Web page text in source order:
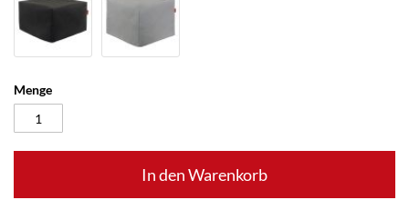
Menge
In den Warenkorb